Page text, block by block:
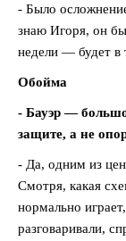
- Было
знаю Игоря, он
недели — будет в
Обойма
- Бауэр —
защите, а не
- Да, одним из
Смотря, какая
нормально
разговаривали,